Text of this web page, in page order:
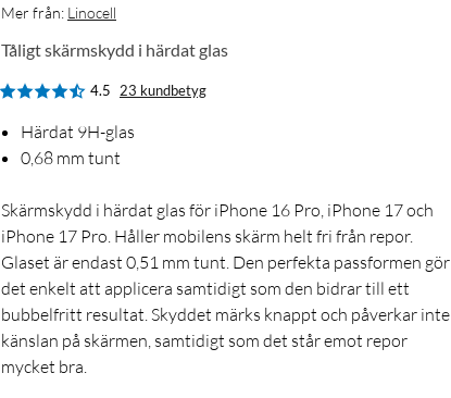
Mer från: Linocell
Tåligt skärmskydd i härdat glas
4.5 23 kundbetyg
Härdat 9H-glas
0,68 mm tunt
Skärmskydd i härdat glas för iPhone 16 Pro, iPhone 17 och
iPhone 17 Pro. Håller mobilens skärm helt fri från repor.
Glaset är endast 0,51 mm tunt. Den perfekta passformen gör
det enkelt att applicera samtidigt som den bidrar till ett
bubbelfritt resultat. Skyddet märks knappt och påverkar inte
känslan på skärmen, samtidigt som det står emot repor
mycket bra.